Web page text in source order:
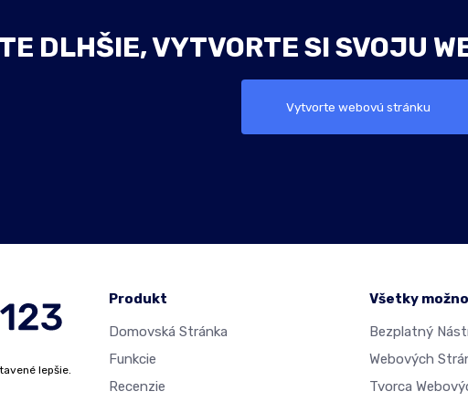
DLHŠIE, VYTVORTE SI SVOJU
Vytvorte webovú stránku
lepšie.
Produkt
Domovská Stránka
Funkcie
Recenzie
Všetky
Bezplatný
Webových
Tvorca